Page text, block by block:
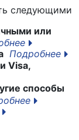
следующими
или
Подробнее
Visa,
способы